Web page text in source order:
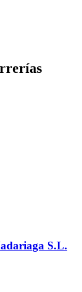
S.L.